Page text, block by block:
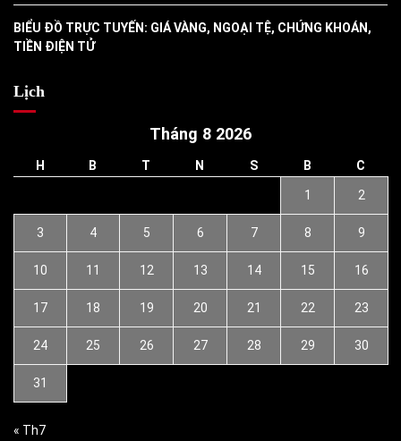
BIỂU ĐỒ TRỰC TUYẾN: GIÁ VÀNG, NGOẠI TỆ, CHỨNG KHOÁN,
TIỀN ĐIỆN TỬ
Lịch
Tháng 8 2026
H B T N S B C
1 2
3 4 5 6 7 8 9
10 11 12 13 14 15 16
17 18 19 20 21 22 23
24 25 26 27 28 29 30
31
« Th7